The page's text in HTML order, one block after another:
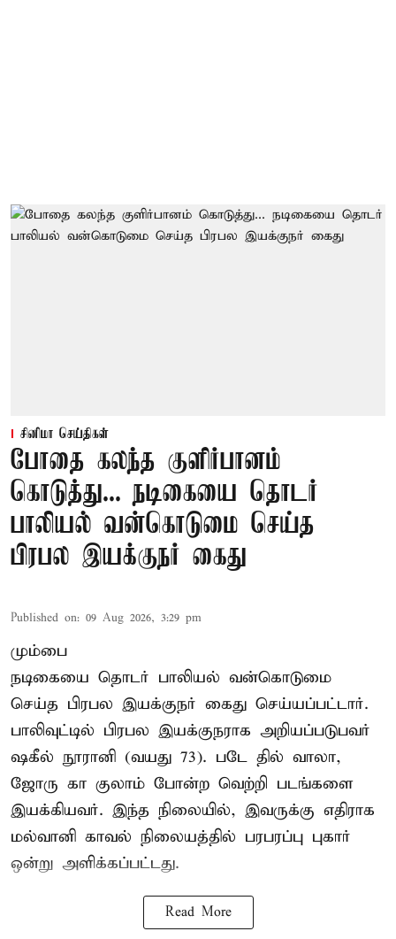
சினிமா செய்திகள்
போதை கலந்த குளிர்பானம்
கொடுத்து... நடிகையை தொடர்
பாலியல் வன்கொடுமை செய்த
பிரபல இயக்குநர் கைது
Published on: 09 Aug 2026, 3:29 pm
மும்பை
நடிகையை தொடர் பாலியல் வன்கொடுமை
செய்த பிரபல இயக்குநர் கைது செய்யப்பட்டார்.
பாலிவுட்டில் பிரபல இயக்குநராக அறியப்படுபவர்
ஷகீல் நூரானி (வயது 73). படே தில் வாலா,
ஜோரு கா குலாம் போன்ற வெற்றி படங்களை
இயக்கியவர். இந்த நிலையில், இவருக்கு எதிராக
மல்வானி காவல் நிலையத்தில் பரபரப்பு புகார்
ஒன்று அளிக்கப்பட்டது.
Read More